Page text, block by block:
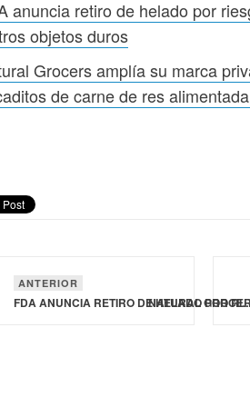
anuncia retiro de helado por
objetos duros
Grocers amplía su marca
de carne de res
ANTERIOR
FDA ANUNCIA RETIRO DE HELADO POR RIESGO DE